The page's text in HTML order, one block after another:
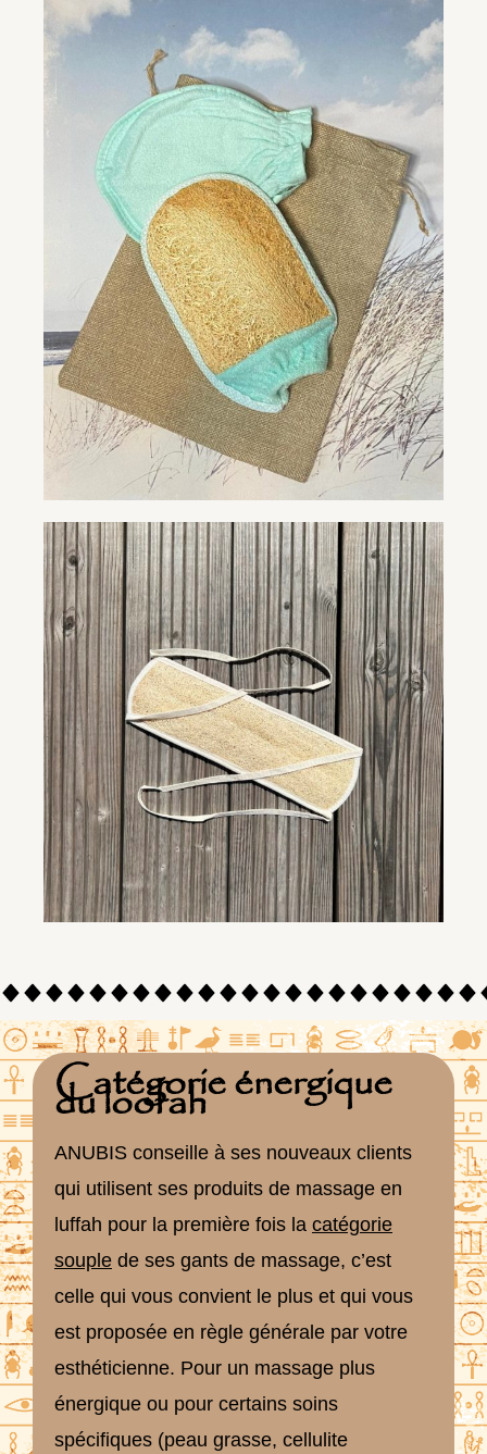
Catégorie énergique
du loofah
ANUBIS conseille à ses nouveaux clients
qui utilisent ses produits de massage en
luffah pour la première fois la catégorie
souple de ses gants de massage, c’est
celle qui vous convient le plus et qui vous
est proposée en règle générale par votre
esthéticienne. Pour un massage plus
énergique ou pour certains soins
spécifiques (peau grasse, cellulite